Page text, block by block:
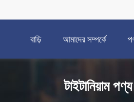
বাড়ি আমাদের সম্পর্কে
টাইটানিয়াম